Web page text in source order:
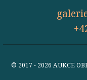
© 2017 - 2026 AUKCE